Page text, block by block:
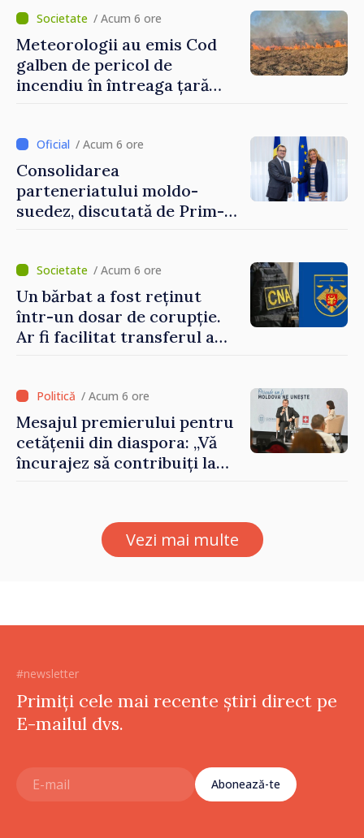
/ Acum 6 ore
Meteorologii au emis Cod
galben de pericol de
incendiu în întreaga țară
/ Acum 6 ore
Consolidarea
parteneriatului moldo-
suedez, discutată de Prim-
Petra Lärke/ Acum 6 ore
Un bărbat a fost reținut
într-un dosar de corupție.
Ar fi facilitat transferul a
/ Acum 6 ore
Mesajul premierului pentru
cetățenii din diaspora: „Vă
încurajez să contribuiți la
Vezi mai multe
#newsletter
Primiți cele mai recente știri direct pe
E-mailul dvs.
Abonează-te